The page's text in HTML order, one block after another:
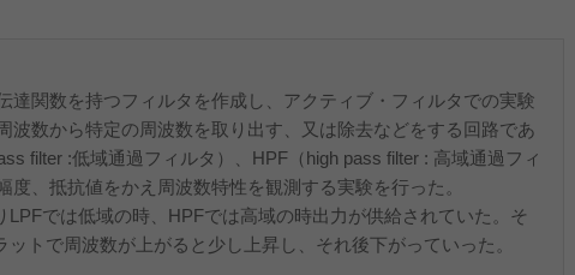
達関数を持つフィルタを作成し、アクティブ・フィルタでの実験
波数から特定の周波数を取り出す、又は除去などをする回路であ
filter :低域通過フィルタ）、HPF（high pass filter : 高域通過フィ
度、抵抗値をかえ周波数特性を観測する実験を行った。
LPFでは低域の時、HPFでは高域の時出力が供給されていた。そ
トで周波数が上がると少し上昇し、それ後下がっていった。